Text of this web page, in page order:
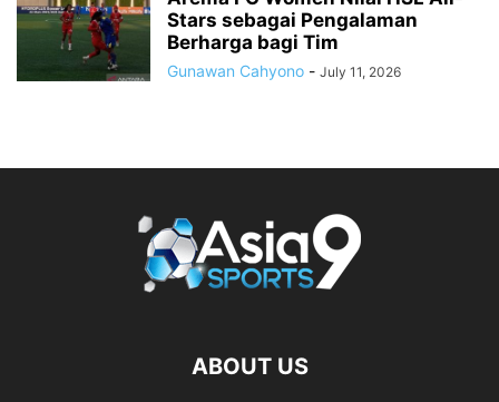
Stars sebagai Pengalaman
Berharga bagi Tim
Gunawan Cahyono - July 11, 2026
ABOUT US